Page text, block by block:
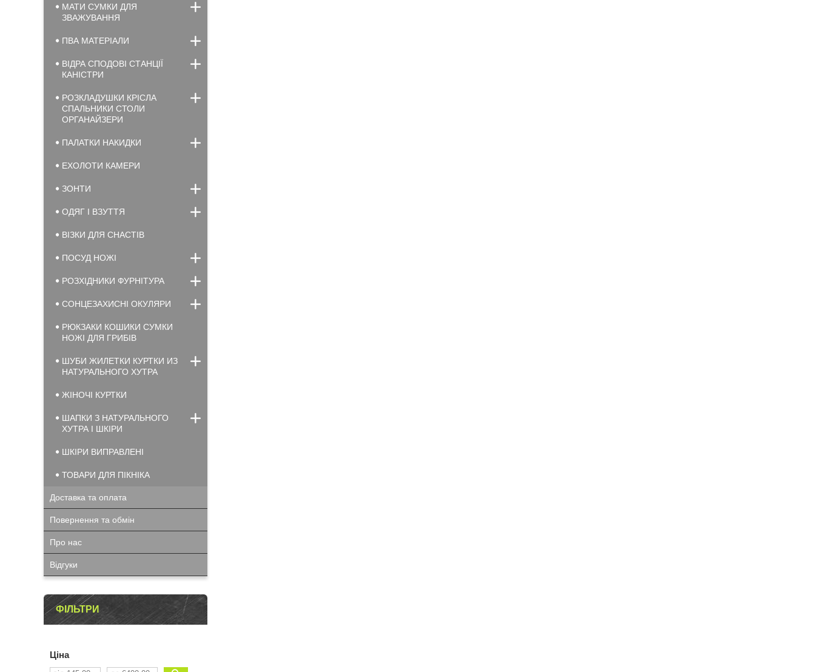
МАТИ СУМКИ ДЛЯ
ЗВАЖУВАННЯ
ПВА МАТЕРІАЛИ
ВІДРА СПОДОВІ СТАНЦІЇ
КАНІСТРИ
РОЗКЛАДУШКИ КРІСЛА
СПАЛЬНИКИ СТОЛИ
ОРГАНАЙЗЕРИ
ПАЛАТКИ НАКИДКИ
ЕХОЛОТИ КАМЕРИ
ЗОНТИ
ОДЯГ І ВЗУТТЯ
ВІЗКИ ДЛЯ СНАСТІВ
ПОСУД НОЖІ
РОЗХІДНИКИ ФУРНІТУРА
СОНЦЕЗАХИСНІ ОКУЛЯРИ
РЮКЗАКИ КОШИКИ СУМКИ
НОЖІ ДЛЯ ГРИБІВ
ШУБИ ЖИЛЕТКИ КУРТКИ ИЗ
НАТУРАЛЬНОГО ХУТРА
ЖІНОЧІ КУРТКИ
ШАПКИ З НАТУРАЛЬНОГО
ХУТРА І ШКІРИ
ШКІРИ ВИПРАВЛЕНІ
ТОВАРИ ДЛЯ ПІКНІКА
Доставка та оплата
Повернення та обмін
Про нас
Відгуки
ФІЛЬТРИ
Ціна